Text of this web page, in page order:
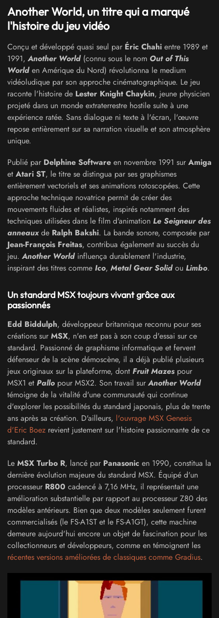
Another World, un titre qui a marqué
l'histoire du jeu vidéo
Conçu et développé quasi seul par Éric Chahi entre 1989 et
1991,Another World(connu sous le nom Out of This
Worlden Amérique du Nord) révolutionna le medium
vidéoludique par son approche cinématographique. Le jeu
raconte l'histoire de Lester Knight Chaykin, jeune physicien
projeté dans un monde extraterrestre hostile suite à une
expérience ratée. Sans dialogue ni texte à l'écran, l'œuvre
repose entièrement sur sa narration visuelle et son atmosphère
unique.
Publié par Delphine Software en novembre 1991 sur Amiga
et Atari ST, le titre se distingua par ses graphismes
entièrement vectoriels et ses animations rotoscopées. Cette
approche technique novatrice permit de créer des
mouvements fluides et réalistes, inspirés notamment des
techniques utilisées dans le film d'animation Le Seigneur des
anneauxde Ralph Bakshi. La bande sonore, composée par
Jean-François Freitas, contribua également au succès du
jeu.Another Worldinfluença durablement l'industrie,
inspirant des titres comme Ico, Metal Gear Solidou Limbo.
Un standard MSX toujours vivant grâce aux
passionnés
Edd Biddulph, développeur britannique reconnu pour ses
créations sur MSX, n'en est pas à son coup d'essai sur ce
standard. Passionné de graphisme informatique et fervent
défenseur de la scène démoscène, il a déjà publié plusieurs
jeux originaux sur la plateforme, dont Fruit Mazes pour
MSX1 et Pallo pour MSX2. Son travail surAnother World
témoigne de la vitalité d'une communauté qui continue
d'explorer les possibilités du standard japonais, plus de trente
ans après sa création. D'ailleurs, l'ouvrage MSX Genesis
d'Eric Boez revient justement sur l'histoire passionnante de ce
standard.
Le MSX Turbo R, lancé par Panasonic en 1990, constitua la
dernière évolution majeure du standard MSX. Équipé d'un
processeur R800 cadencé à 7,16 MHz, il représentait une
amélioration substantielle par rapport au processeur Z80 des
modèles antérieurs. Bien que deux modèles seulement furent
commercialisés (le FS-A1ST et le FS-A1GT), cette machine
demeure aujourd'hui encore un objet de fascination pour les
collectionneurs et développeurs, comme en témoignent les
récentes versions améliorées de classiques comme Gradius.